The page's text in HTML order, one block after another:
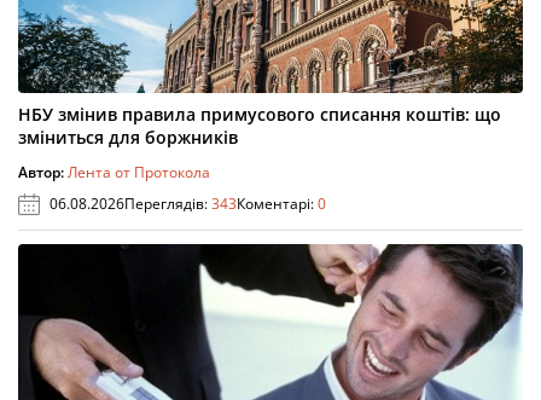
НБУ змінив правила примусового списання коштів: що
зміниться для боржників
Автор:Лента от Протокола
06.08.2026Переглядів:343Коментарі:0